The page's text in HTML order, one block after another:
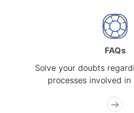
FAQs
Solve your doubts
processes involved